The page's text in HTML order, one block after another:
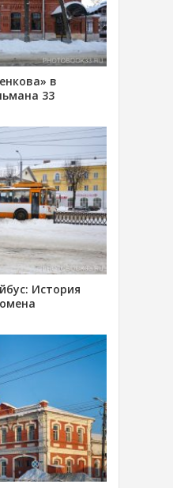
в
33
История